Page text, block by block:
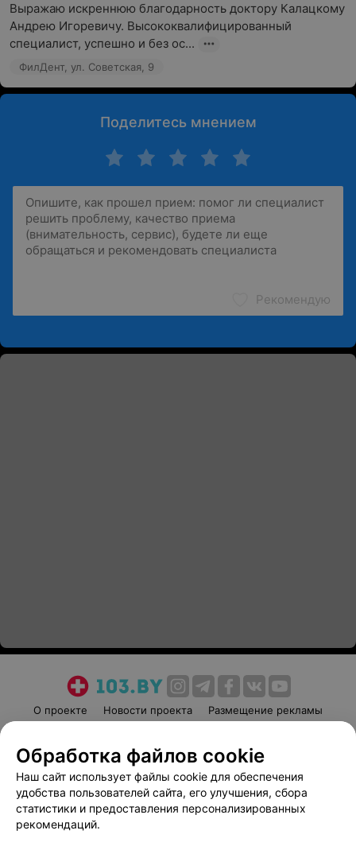
Выражаю искреннюю благодарность доктору Калацкому
Андрею Игоревичу. Высококвалифицированный
специалист, успешно и без ос...
ФилДент, ул. Советская, 9
Поделитесь мнением
Рекомендую
О проекте Новости проекта
Размещение рекламы
Пользовательское соглашение
Способы оплаты
Вакансии
Партнеры
Написать руководителю 103.by
Обработка файлов cookie
Наш сайт использует файлы cookie для обеспечения
удобства пользователей сайта, его улучшения, сбора
статистики и предоставления персонализированных
рекомендаций.